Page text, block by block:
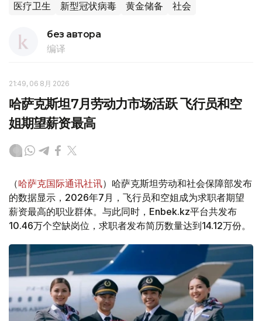
医疗卫生 新型冠状病毒 黄金储备 社会
без автора
编译
21:49, 06 8月 2026
哈萨克斯坦7月劳动力市场活跃 飞行员和空
姐期望薪资最高
（哈萨克国际通讯社讯）哈萨克斯坦劳动和社会保障部发布
的数据显示，2026年7月，飞行员和空姐成为求职者期望
薪资最高的职业群体。与此同时，Enbek.kz平台共发布
10.46万个空缺岗位，求职者发布简历数量达到14.12万份。